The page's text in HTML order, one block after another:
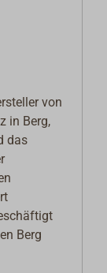
von
in Berg,
das
Berg